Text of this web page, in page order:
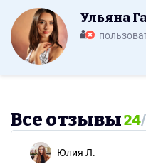
Ульяна
Все отзывы24/
Юлия Л.